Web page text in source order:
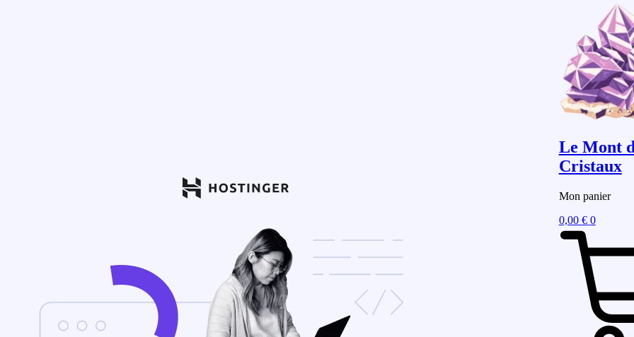
Le Mont
Cristaux
Mon panier
0,00 € 0